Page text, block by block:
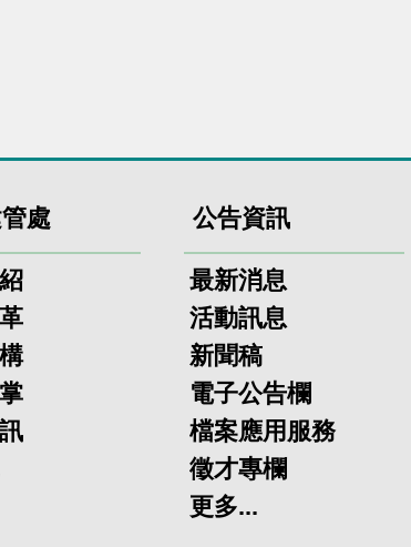
處 公告資訊
最新消息
活動訊息
新聞稿
電子公告欄
檔案應用服務
徵才專欄
更多...